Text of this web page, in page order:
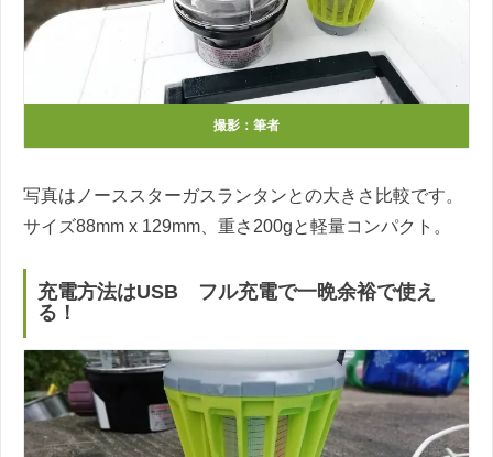
撮影：筆者
写真はノーススターガスランタンとの大きさ比較です。
サイズ88mm x 129mm、重さ200gと軽量コンパクト。
充電方法はUSB フル充電で一晩余裕で使え
る！